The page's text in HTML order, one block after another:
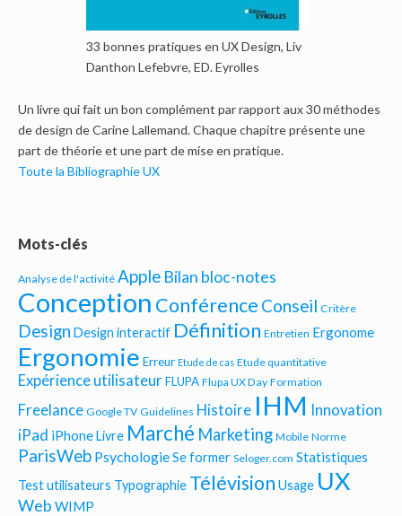
33 bonnes pratiques en UX Design, Liv
Danthon Lefebvre, ED. Eyrolles
Un livre qui fait un bon complément par rapport aux 30 méthodes
de design de Carine Lallemand. Chaque chapitre présente une
part de théorie et une part de mise en pratique.
Toute la Bibliographie UX
Mots-clés
Analyse de l'activité Apple Bilan bloc-notes
Conception Conférence Conseil Critère
Design Design interactif Définition Entretien Ergonome
Ergonomie Erreur Etude de cas Etude quantitative
Expérience utilisateur FLUPA Flupa UX Day Formation
Freelance Google TV Guidelines Histoire IHM Innovation
iPad iPhoneLivre Marché Marketing Mobile Norme
ParisWeb PsychologieSe former Seloger.com Statistiques
Test utilisateurs Typographie Télévision Usage UX
Web WIMP